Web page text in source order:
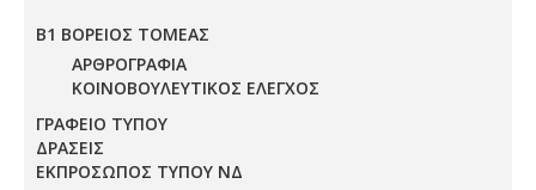
Β1 ΒΟΡΕΙΟΣ ΤΟΜΕΑΣ
ΑΡΘΡΟΓΡΑΦΙΑ
ΚΟΙΝΟΒΟΥΛΕΥΤΙΚΟΣ ΕΛΕΓΧΟΣ
ΓΡΑΦΕΙΟ ΤΥΠΟΥ
ΔΡΑΣΕΙΣ
ΕΚΠΡΟΣΩΠΟΣ ΤΥΠΟΥ ΝΔ